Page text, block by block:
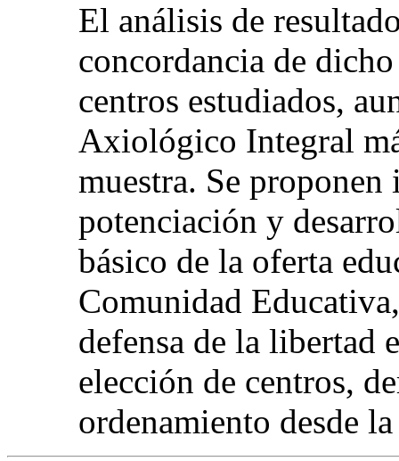
El análisis de
concordancia de
centros estudiados,
Axiológico Integral
muestra. Se
potenciación y
básico de la oferta
Comunidad
defensa de la libertad
elección de centros,
ordenamiento desde